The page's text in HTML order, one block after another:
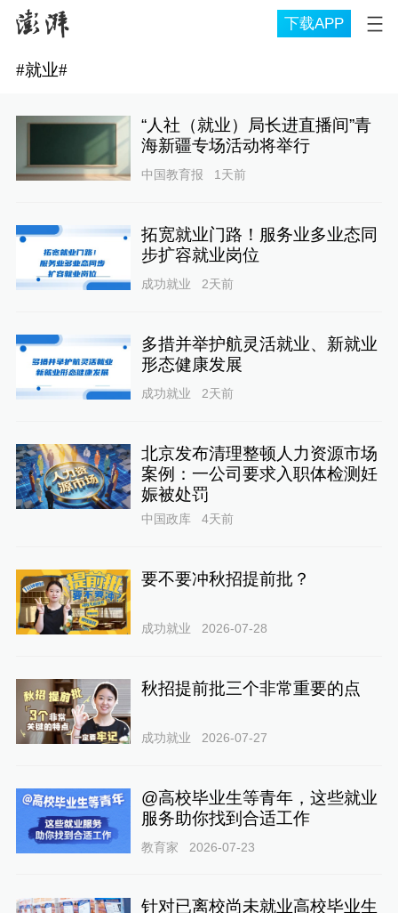
下载APP
#就业#
“人社（就业）局长进直播间”青
海新疆专场活动将举行
中国教育报 1天前
拓宽就业门路！服务业多业态同
步扩容就业岗位
成功就业 2天前
多措并举护航灵活就业、新就业
形态健康发展
成功就业 2天前
北京发布清理整顿人力资源市场
案例：一公司要求入职体检测妊
娠被处罚
中国政库 4天前
要不要冲秋招提前批？
成功就业 2026-07-28
秋招提前批三个非常重要的点
成功就业 2026-07-27
@高校毕业生等青年，这些就业
服务助你找到合适工作
教育家 2026-07-23
针对已离校尚未就业高校毕业生